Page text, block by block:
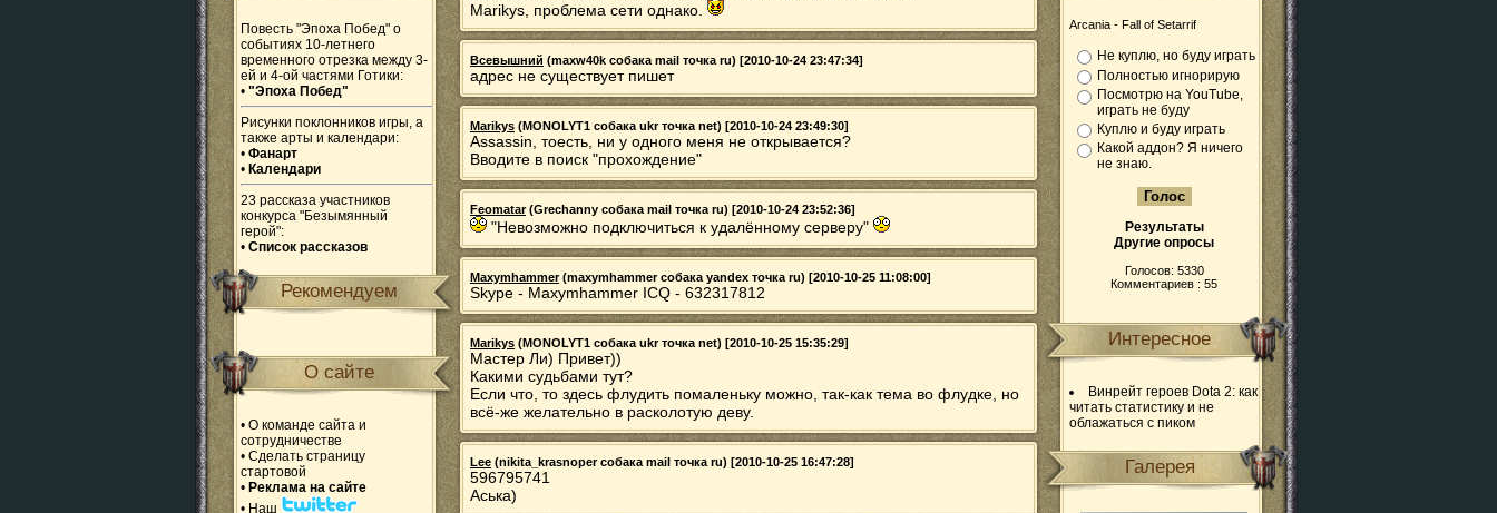
Повесть "Эпоха Побед" о
событиях 10-летнего
временного отрезка между 3-
ей и 4-ой частями Готики:
• "Эпоха Побед"
Рисунки поклонников игры, а
также арты и календари:
• Фанарт
• Календари
23 рассказа участников
конкурса "Безымянный
герой":
• Список рассказов
Рекомендуем
О сайте
• О команде сайта и
сотрудничестве
• Сделать страницу
стартовой
• Реклама на сайте
• Наш
Marikys, проблема сети однако.
Всевышний (maxw40k собака mail точка ru) [2010-10-24 23:47:34]
адрес не существует пишет
Marikys (MONOLYT1 собака ukr точка net) [2010-10-24 23:49:30]
Assassin, тоесть, ни у одного меня не открывается?
Вводите в поиск "прохождение"
Feomatar(Grechanny собака mail точка ru) [2010-10-24 23:52:36]
"Невозможно подключиться к удалённому серверу"
Maxymhammer(maxymhammer собака yandex точка ru) [2010-10-25 11:08:00]
Skype - Maxymhammer ICQ - 632317812
Marikys (MONOLYT1 собака ukr точка net) [2010-10-25 15:35:29]
Мастер Ли) Привет))
Какими судьбами тут?
Если что, то здесь флудить помаленьку можно, так-как тема во флудке, но
всё-же желательно в расколотую деву.
Lee (nikita_krasnoper собака mail точка ru) [2010-10-25 16:47:28]
596795741
Аська)
Arcania - Fall of Setarrif
Не куплю, но буду играть
Полностью игнорирую
Посмотрю на YouTube,
играть не буду
Куплю и буду играть
Какой аддон? Я ничего
не знаю.
Результаты
Другие опросы
Голосов: 5330
Комментариев : 55
Интересное
Винрейт героев Dota 2: как
читать статистику и не
облажаться с пиком
Галерея